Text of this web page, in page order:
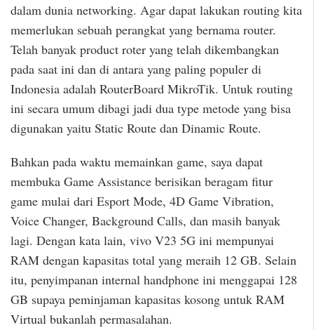
dalam dunia networking. Agar dapat lakukan routing kita
memerlukan sebuah perangkat yang bernama router.
Telah banyak product roter yang telah dikembangkan
pada saat ini dan di antara yang paling populer di
Indonesia adalah RouterBoard MikroTik. Untuk routing
ini secara umum dibagi jadi dua type metode yang bisa
digunakan yaitu Static Route dan Dinamic Route.
Bahkan pada waktu memainkan game, saya dapat
membuka Game Assistance berisikan beragam fitur
game mulai dari Esport Mode, 4D Game Vibration,
Voice Changer, Background Calls, dan masih banyak
lagi. Dengan kata lain, vivo V23 5G ini mempunyai
RAM dengan kapasitas total yang meraih 12 GB. Selain
itu, penyimpanan internal handphone ini menggapai 128
GB supaya peminjaman kapasitas kosong untuk RAM
Virtual bukanlah permasalahan.